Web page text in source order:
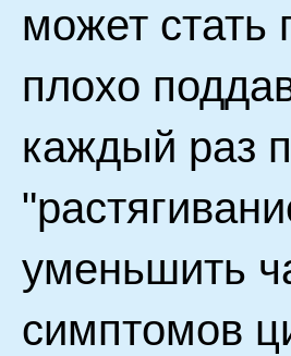
может стать
плохо
каждый раз
уменьшить
симптомов